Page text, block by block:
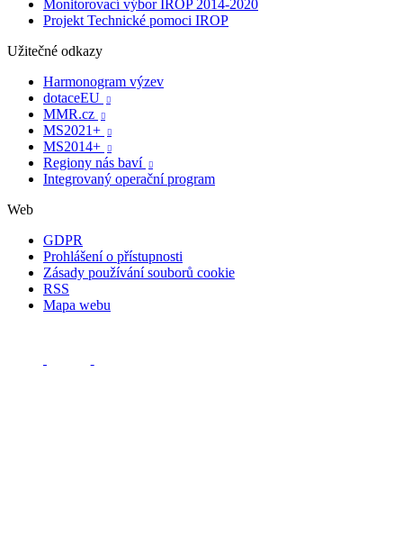
Monitorovací výbor IROP 2014-2020
Projekt Technické pomoci IROP
Užitečné odkazy
Harmonogram výzev
dotaceEU

MMR.cz 
MS2021+ 
MS2014+ 
Regiony nás baví 
Integrovaný operační program
Web
GDPR
Prohlášení o přístupnosti
Zásady používání souborů cookie
RSS
Mapa webu